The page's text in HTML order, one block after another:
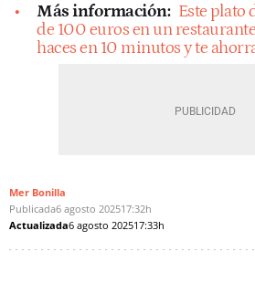
Más información: Este plato
de 100 euros en un
haces en 10 minutos y te
Mer Bonilla
Publicada6 agosto 202517:32h
Actualizada6 agosto 202517:33h